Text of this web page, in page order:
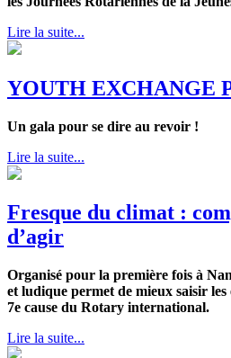
Lire la suite...
YOUTH EXCHANGE
Un gala pour se dire au revoir !
Lire la suite...
Fresque du climat :
d’agir
Organisé pour la première fois à
et ludique permet de mieux saisir
7e cause du Rotary international.
Lire la suite...